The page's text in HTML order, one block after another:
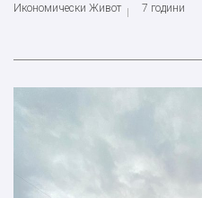
Икономически Живот
7 години